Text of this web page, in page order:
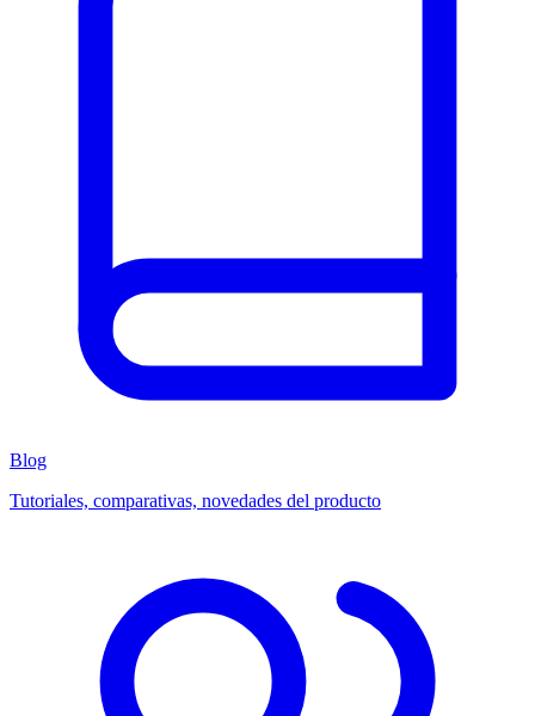
Blog
Tutoriales, comparativas, novedades del producto